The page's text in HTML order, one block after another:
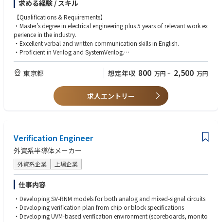
プロセスを「装置条件」ではなく「製品価値」で考えたい方
研究だけ／量産だけに偏らずキャリアを広げたい方
AI・データセンター分野で長期的な専門性を築きたい方
https://recruitlp.lumentum.co.jp/
・Writing timing constraints and clock definition for synthesis and place
and route tools.
・Running industry-standard synthesis tools (e.g., Genus or Design Comp
iler) and being able to fix timing problems if they arise.
・Understanding various design tradeoffs including timing/area/power
and knowing how to improve them.
・Reading and understanding the Static Timing Analysis (STA) reports fro
m an industry-standard STA tool (e.g., Prime Time).
・Cross-functional interactions and communication with various teams
within SiTime including analog, verification, backend, system, and test e
ngineering teams.
・Post-Si bring-up, validation, and debugging.
求める経験 / スキル
【Qualifications & Requirements】
・Master’s degree in electrical engineering plus 5 years of relevant work ex
perience in the industry.
・Excellent verbal and written communication skills in English.
・Proficient in Verilog and SystemVerilog.
・Expertise in digital logic design fundamentals such as clock divider circ
uits, multi-clock logic designs, CDC, FIFO, FSM, etc.
・Experience in designing mixed-signal digital logic.
・Basic understanding of Discrete time Signal Processing theory, FIR, an
d IIR filter design.
・Solid experience in digital design flow including RTL design, synthesis,
【Desired Characteristics & Attributes】
・Ph.D. in electrical/computer engineering plus 3 years of relevant industr
y experience.
・2-5 years of experience in designing high-precision digital arithmetic lo
gic and Digital Signal Processing.
・2-5 years of experience in designing Digital Phase-Locked Loops (DPL
L).
・Experience in complex FSM design.
・Familiarity with MATLAB, Simulink, or any other high-level modeling to
ols.
東京都 想定年収 800 万円 ~ 2,500 万円
求人エントリー
Verification Engineer
外資系半導体メーカー
外資系企業 上場企業
仕事内容
・Developing SV-RNM models for both analog and mixed-signal circuits
・Developing verification plan from chip or block specifications
・Developing UVM-based verification environment (scoreboards, monito